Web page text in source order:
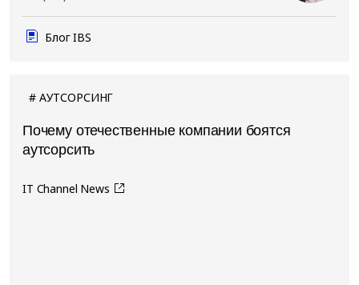
Блог IBS
АУТСОРСИНГ
Почему отечественные компании боятся
аутсорсить
IT Channel News